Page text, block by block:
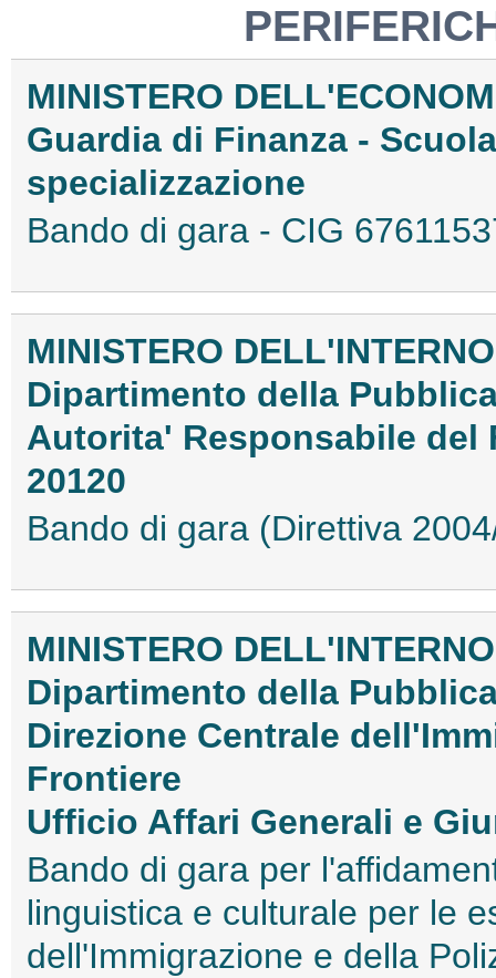
MINISTERO
Guardia di Finanza -
specializzazione
Bando di gara - CIG
MINISTERO DELL'INTERNO
Dipartimento della
Autorita' Responsabile del
20120
Bando di gara (Direttiva
MINISTERO DELL'INTERNO
Dipartimento della
Direzione Centrale
Frontiere
Ufficio Affari Generali e
Bando di gara per
linguistica e culturale per le
dell'Immigrazione e della